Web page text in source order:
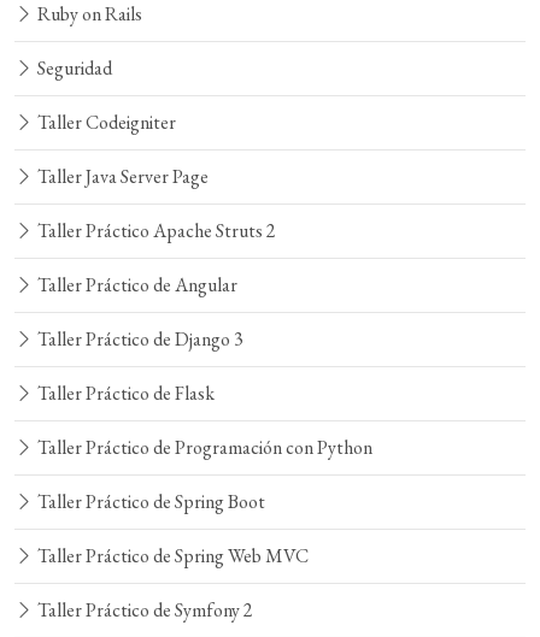
Ruby on Rails
Seguridad
Taller Codeigniter
Taller Java Server Page
Taller Práctico Apache Struts 2
Taller Práctico de Angular
Taller Práctico de Django 3
Taller Práctico de Flask
Taller Práctico de Programación con Python
Taller Práctico de Spring Boot
Taller Práctico de Spring Web MVC
Taller Práctico de Symfony 2